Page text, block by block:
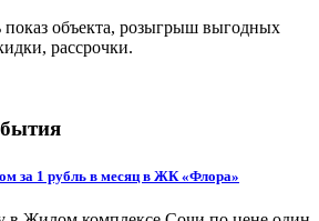
показ объекта, розыгрыш выгодных
рассрочки.
за 1 рубль в месяц в ЖК «Флора»